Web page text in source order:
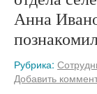
Анна
Рубрика:
Добавить